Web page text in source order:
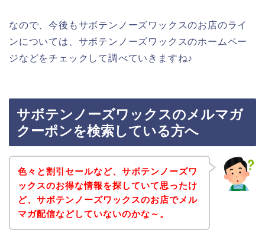
なので、今後もサボテンノーズワックスのお店のライ
ンについては、サボテンノーズワックスのホームペー
ジなどをチェックして調べていきますね♪
サボテンノーズワックスのメルマガ
クーポンを検索している方へ
色々と割引セールなど、サボテンノーズワ
ックスのお得な情報を探していて思ったけ
ど、サボテンノーズワックスのお店でメル
マガ配信などしていないのかな～。